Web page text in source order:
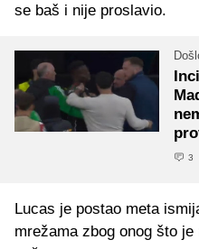
se baš i nije proslavio.
3
Lucas je postao meta
mrežama zbog onog što